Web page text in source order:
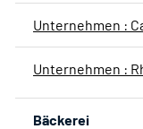
Unternehmen :
Unternehmen :
Bäckerei